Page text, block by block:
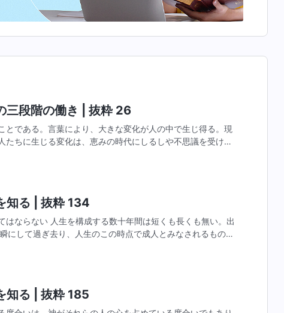
三段階の働き | 抜粋 26
とである。言葉により、大きな変化が人の中で生じ得る。現
たちに生じる変化は、恵みの時代にしるしや不思議を受け入
知る | 抜粋 134
は短くも長くも無い。出
にして過ぎ去り、人生のこの時点で成人とみなされるもの
知る | 抜粋 185